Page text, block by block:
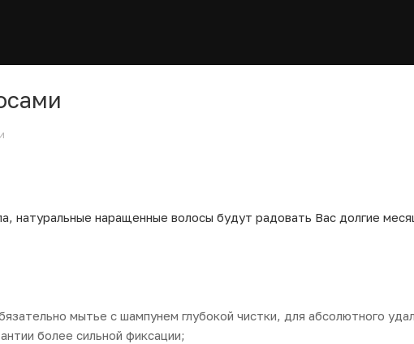
натуральные наращенные волосы будут радовать Вас долгие
мытье с шампунем глубокой чистки, для абсолютного
более сильной фиксации;